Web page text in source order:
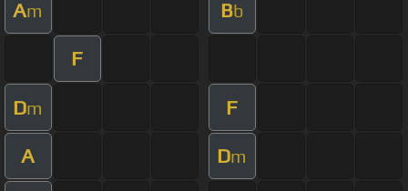
Am Bb
F
Dm F
A Dm